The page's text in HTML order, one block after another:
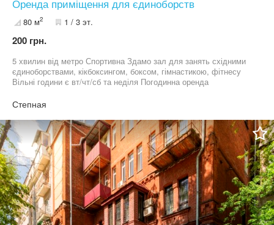
Оренда приміщення для єдиноборств
80 м2 1 / 3 эт.
200 грн.
5 хвилин від метро Спортивна Здамо зал для занять східними
єдиноборствами, кікбоксингом, боксом, гімнастикою, фітнесу
Вільні години є вт/чт/сб та неділя Погодинна оренда
душевими . Інші обʼяви не є дійсними. За усіма питаннями
Степная